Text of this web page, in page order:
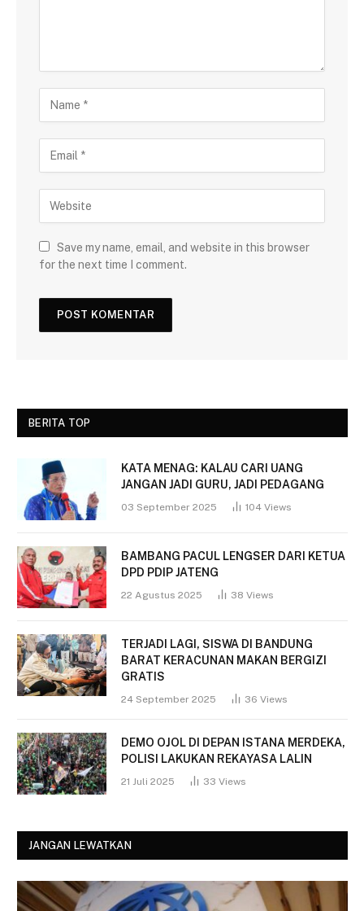
Save my name, email, and website in this browser
for the next time I comment.
BERITA TOP
KATA MENAG: KALAU CARI UANG
JANGAN JADI GURU, JADI PEDAGANG
03 September 2025 104 Views
BAMBANG PACUL LENGSER DARI KETUA
DPD PDIP JATENG
22 Agustus 2025 38 Views
TERJADI LAGI, SISWA DI BANDUNG
BARAT KERACUNAN MAKAN BERGIZI
GRATIS
24 September 2025 36 Views
DEMO OJOL DI DEPAN ISTANA MERDEKA,
POLISI LAKUKAN REKAYASA LALIN
21 Juli 2025 33 Views
JANGAN LEWATKAN